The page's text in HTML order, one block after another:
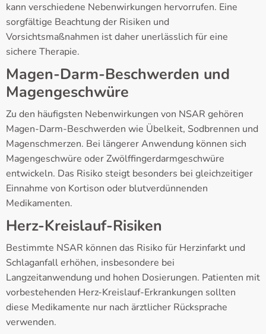
kann verschiedene Nebenwirkungen hervorrufen. Eine
sorgfältige Beachtung der Risiken und
Vorsichtsmaßnahmen ist daher unerlässlich für eine
sichere Therapie.
Magen-Darm-Beschwerden und
Magengeschwüre
Zu den häufigsten Nebenwirkungen von NSAR gehören
Magen-Darm-Beschwerden wie Übelkeit, Sodbrennen und
Magenschmerzen. Bei längerer Anwendung können sich
Magengeschwüre oder Zwölffingerdarmgeschwüre
entwickeln. Das Risiko steigt besonders bei gleichzeitiger
Einnahme von Kortison oder blutverdünnenden
Medikamenten.
Herz-Kreislauf-Risiken
Bestimmte NSAR können das Risiko für Herzinfarkt und
Schlaganfall erhöhen, insbesondere bei
Langzeitanwendung und hohen Dosierungen. Patienten mit
vorbestehenden Herz-Kreislauf-Erkrankungen sollten
diese Medikamente nur nach ärztlicher Rücksprache
verwenden.